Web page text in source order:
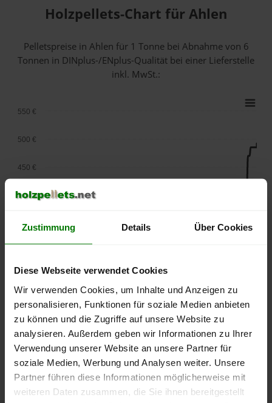
Zustimmung Details Über Cookies
Diese Webseite verwendet Cookies
Wir verwenden Cookies, um Inhalte und Anzeigen zu
personalisieren, Funktionen für soziale Medien anbieten
zu können und die Zugriffe auf unsere Website zu
analysieren. Außerdem geben wir Informationen zu Ihrer
Verwendung unserer Website an unsere Partner für
soziale Medien, Werbung und Analysen weiter. Unsere
Partner führen diese Informationen möglicherweise mit
weiteren Daten zusammen, die Sie ihnen bereitgestellt
Holzpellets-Chart für Ahlen
Pelletspreise in Ahlen für 1 Tonne bei Abnahmevon 6
Tonnen in DINplus-/ENplus-Qualität bei einer Lieferstelle
inkl. MwSt.:
lose Ware Sackware
September
Januar
Mai
350 €
400 €
450 €
500 €
550 €
Die aktuelle Preisentwicklung für Holzpellets in Deutschland
können Sie jederzeit auf unsererPelletspreise -Seite
nachvollziehen.